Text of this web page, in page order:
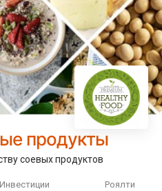
продукты
соевых продуктов
Инвестиции Роялти